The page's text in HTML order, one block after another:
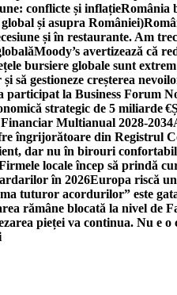
conflicte și inflațieRomânia
și asupra României)
și în restaurante. Am
Moody’s avertizează că
bursiere globale sunt
să gestioneze creșterea
participat la Business Forum
strategic de 5 miliarde €
Multianual 2028-2034
îngrijorătoare din Registrul
dar nu în birouri
locale încep să prindă
în 2026Europa riscă
tuturor acordurilor” este
rămâne blocată la nivel de
pieței va continua. Nu e